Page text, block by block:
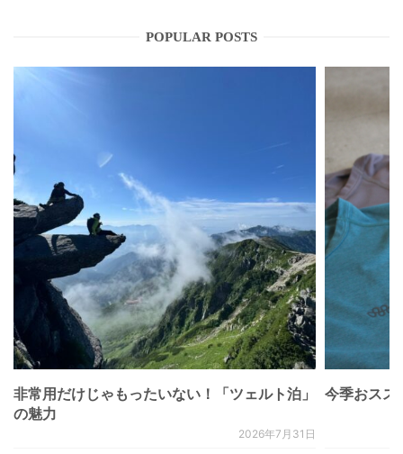
POPULAR POSTS
非常用だけじゃもったいない！「ツェルト泊」
の魅力
2026年7月31日
今季おスス